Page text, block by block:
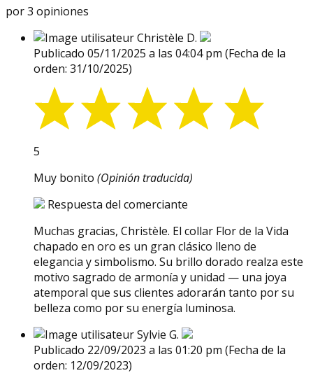
por 3 opiniones
Christèle D.
Publicado 05/11/2025 a las 04:04 pm (Fecha de la
orden: 31/10/2025)
5
Muy bonito (Opinión traducida)
Respuesta del comerciante
Muchas gracias, Christèle. El collar Flor de la Vida
chapado en oro es un gran clásico lleno de
elegancia y simbolismo. Su brillo dorado realza este
motivo sagrado de armonía y unidad — una joya
atemporal que sus clientes adorarán tanto por su
belleza como por su energía luminosa.
Sylvie G.
Publicado 22/09/2023 a las 01:20 pm (Fecha de la
orden: 12/09/2023)